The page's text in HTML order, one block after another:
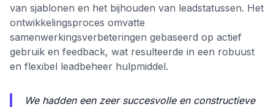
van sjablonen en het bijhouden van leadstatussen. Het
ontwikkelingsproces omvatte
samenwerkingsverbeteringen gebaseerd op actief
gebruik en feedback, wat resulteerde in een robuust
en flexibel leadbeheer hulpmiddel.
We hadden een zeer succesvolle en constructieve